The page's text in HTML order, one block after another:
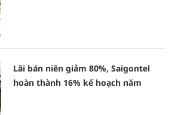
Lãi bán niên giảm 80%, Saigontel
hoàn thành 16% kế hoạch năm